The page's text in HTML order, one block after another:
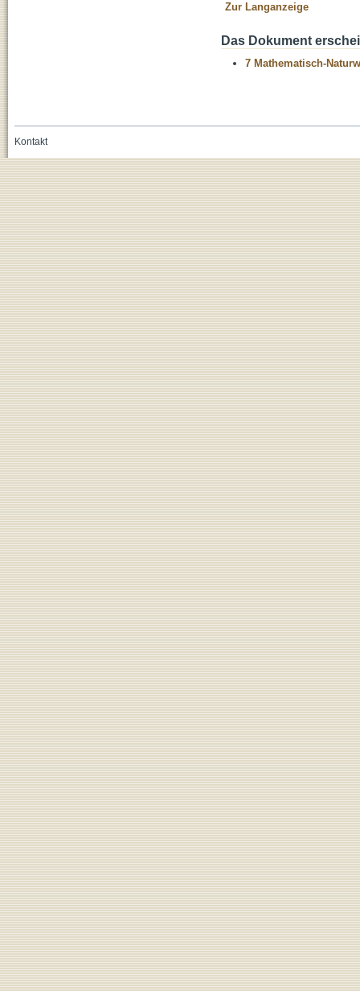
Zur Langanzeige
Das Dokument
7 Mathematisch-
Kontakt